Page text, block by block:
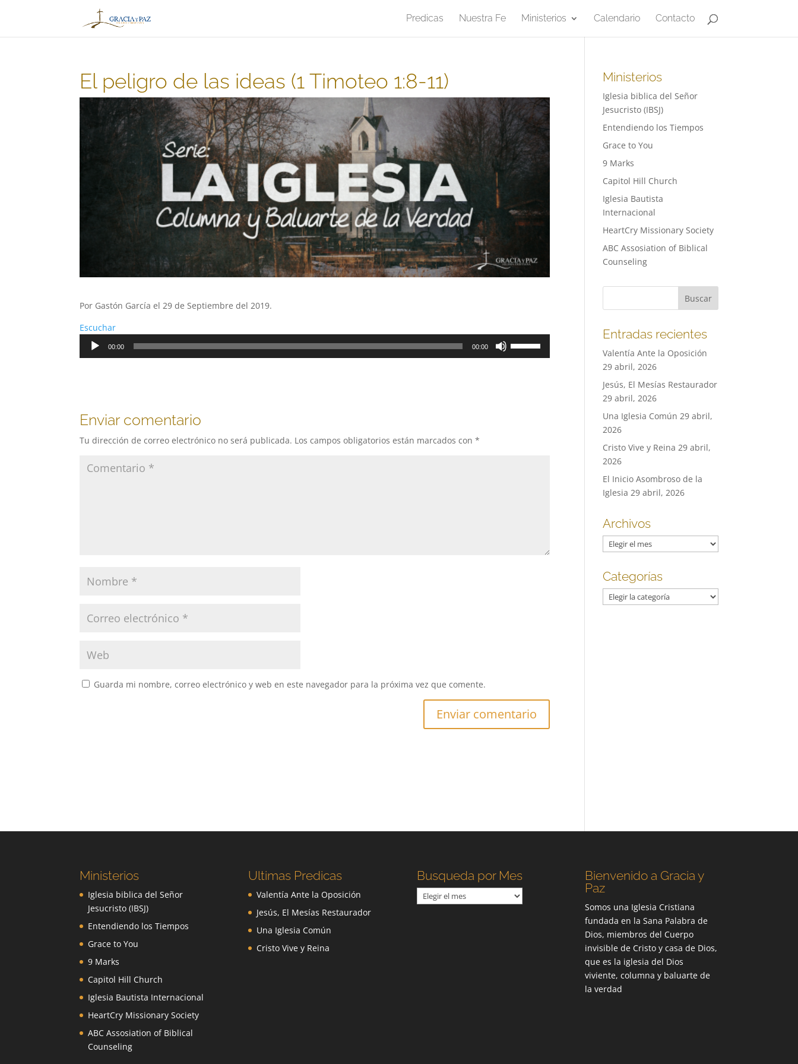
Predicas Nuestra Fe Ministerios Calendario Contacto
El peligro de las ideas (1 Timoteo 1:8-11)
Por Gastón García el 29 de Septiembre del 2019.
Escuchar
Reproductor
00:00 00:00
Enviar comentario
Tu dirección de correo electrónico no será publicada. Los campos obligatorios están marcados con*
Guarda mi nombre, correo electrónico y web en este navegador para la próxima vez que comente.
Ministerios
Iglesia biblica del Señor
Jesucristo (IBSJ)
Entendiendo los Tiempos
Grace to You
9 Marks
Capitol Hill Church
Iglesia Bautista
Internacional
HeartCry Missionary Society
ABC Assosiation of Biblical
Counseling
Entradas recientes
Valentía Ante la Oposición
29 abril, 2026
Jesús, El Mesías Restaurador
29 abril, 2026
Una Iglesia Común 29 abril,
2026
Cristo Vive y Reina 29 abril,
2026
El Inicio Asombroso de la
Iglesia 29 abril, 2026
Archivos
Archivos
Categorías
Categorías
Ministerios
Iglesia biblica del Señor
Jesucristo (IBSJ)
Entendiendo los Tiempos
Grace to You
9 Marks
Capitol Hill Church
Iglesia Bautista Internacional
HeartCry Missionary Society
ABC Assosiation of Biblical
Counseling
Ultimas Predicas
Valentía Ante la Oposición
Jesús, El Mesías Restaurador
Una Iglesia Común
Cristo Vive y Reina
Busqueda por Mes
Busqueda
por
Bienvenido a Gracia y
Paz
Somos una Iglesia Cristiana
fundada en la Sana Palabra de
Dios, miembros del Cuerpo
invisible de Cristo y casa de Dios,
que es la iglesia del Dios
viviente, columna y baluarte de
la verdad